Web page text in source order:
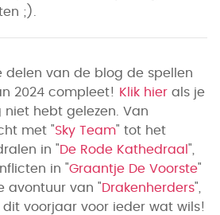
;).
delen van de blog de spellen
2024 compleet!
Klik hier als je
niet hebt gelezen. Van
met "Sky Team" tot het
in "De Rode Kathedraal ",
in "Graantje De Voorste"
avontuur van "Drakenherders",
dit voorjaar voor ieder wat wils!